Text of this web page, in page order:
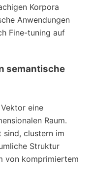
Korpora
Anwendungen
Fine-tuning auf
semantische
eine
Raum.
sind, clustern im
Struktur
von komprimiertem